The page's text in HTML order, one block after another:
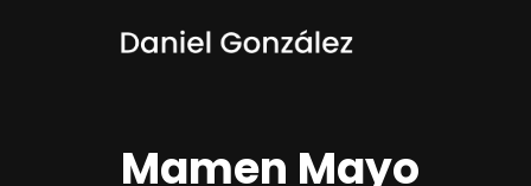
Mamen Mayo